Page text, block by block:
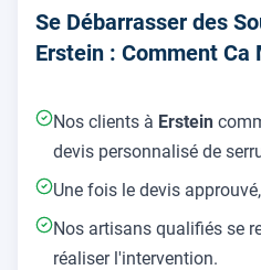
Se Débarrasser des
Erstein : Comment Ca
Nos clients à Erstein
devis personnalisé de
Une fois le devis
Nos artisans qualifiés se
réaliser l'intervention.